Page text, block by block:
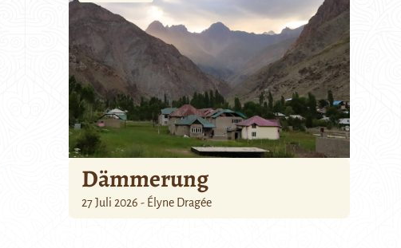
Dämmerung
27 Juli 2026 - Élyne Dragée